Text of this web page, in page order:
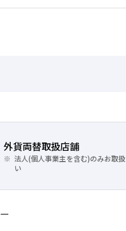
外貨両替取扱店舗
法人(個人事業主を含む)のみお取扱
い
ー